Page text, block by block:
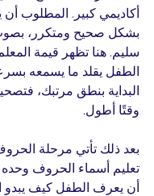
أكاديمي كبير. المطلوب أن
بشكل صحيح ومتكرر،
سليم. هنا تظهر قيمة
الطفل يقلد ما يسمعه
البداية بنطق مرتبك،
وقتًا أطول.
بعد ذلك تأتي مرحلة
تعليم أسماء الحروف وحده
أن يعرف الطفل كيف